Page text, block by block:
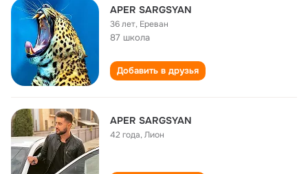
APER SARGSYAN
36 лет, Ереван
87 школа
Добавить в друзья
APER SARGSYAN
42 года,Лион